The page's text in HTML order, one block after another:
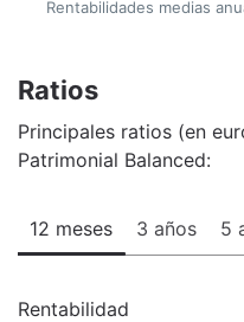
Rentabilidades medias
Ratios
Principales ratios (en
Patrimonial Balanced:
12 meses 3 años 5
Rentabilidad